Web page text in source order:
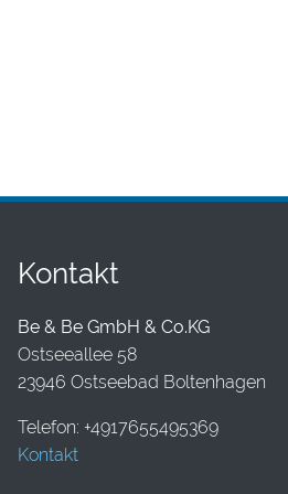
Kontakt
Be & Be GmbH & Co.KG
Ostseeallee 58
23946 Ostseebad Boltenhagen
Telefon: +4917655495369
Kontakt